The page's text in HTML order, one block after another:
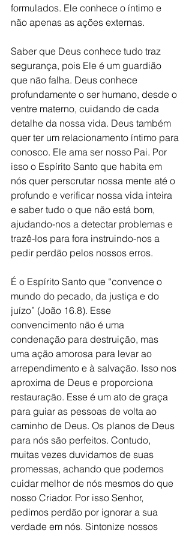
formulados. Ele conhece o íntimo e
não apenas as ações externas.
Saber que Deus conhece tudo traz
segurança, pois Ele é um guardião
que não falha. Deus conhece
profundamente o ser humano, desde o
ventre materno, cuidando de cada
detalhe da nossa vida. Deus também
quer ter um relacionamento íntimo para
conosco. Ele ama ser nosso Pai. Por
isso o Espírito Santo que habita em
nós quer perscrutar nossa mente até o
profundo e verificar nossa vida inteira
e saber tudo o que não está bom,
ajudando-nos a detectar problemas e
trazê-los para fora instruindo-nos a
pedir perdão pelos nossos erros.
É o Espírito Santo que “convence o
mundo do pecado, da justiça e do
juízo” (João 16.8). Esse
convencimento não é uma
condenação para destruição, mas
uma ação amorosa para levar ao
arrependimento e à salvação. Isso nos
aproxima de Deus e proporciona
restauração. Esse é um ato de graça
para guiar as pessoas de volta ao
caminho de Deus. Os planos de Deus
para nós são perfeitos. Contudo,
muitas vezes duvidamos de suas
promessas, achando que podemos
cuidar melhor de nós mesmos do que
nosso Criador. Por isso Senhor,
pedimos perdão por ignorar a sua
verdade em nós. Sintonize nossos